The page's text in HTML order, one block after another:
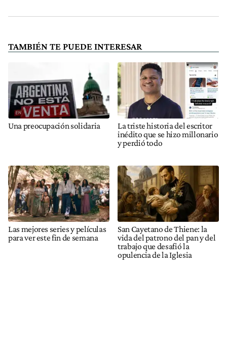
TAMBIÉN TE PUEDE INTERESAR
Una preocupación solidaria
La triste historia del escritor
inédito que se hizo millonario
y perdió todo
Las mejores series y películas
para ver este fin de semana
San Cayetano de Thiene: la
vida del patrono del pan y del
trabajo que desafió la
opulencia de la Iglesia